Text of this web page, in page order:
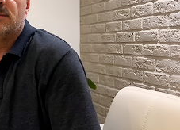
лет оставалась под
2012 года было
его
Idaman Inc:
под этот проект,